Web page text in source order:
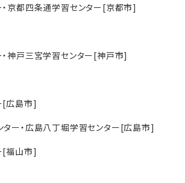
京都四条通学習センター[京都市]
神戸三宮学習センター[神戸市]
[広島市]
ー・広島八丁堀学習センター[広島市]
[福山市]